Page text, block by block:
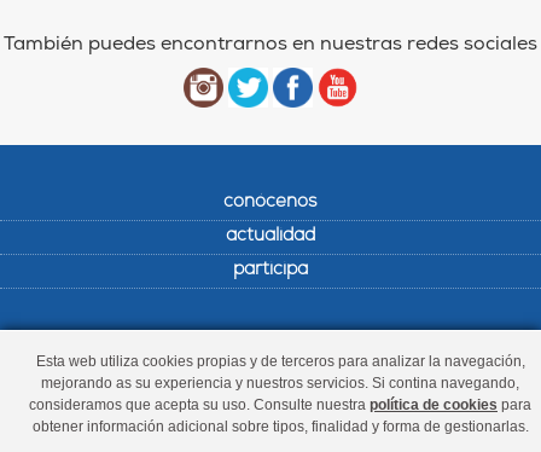
Esta web utiliza cookies propias y de terceros para analizar la navegación,
mejorando as su experiencia y nuestros servicios. Si contina navegando,
consideramos que acepta su uso. Consulte nuestra política de cookies para
obtener información adicional sobre tipos, finalidad y forma de gestionarlas.
También puedes encontrarnos en nuestras redes sociales
conócenos
actualidad
participa
El uso de este sitio implica la aceptación delaviso legal, lapolítica de